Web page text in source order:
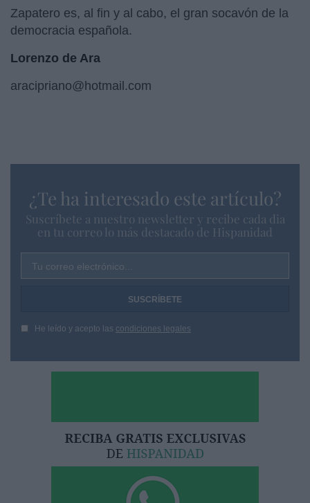
Zapatero es, al fin y al cabo, el gran socavón de la
democracia española.
Lorenzo de Ara
aracipriano@hotmail.com
¿Te ha interesado este artículo?
Suscríbete a nuestro newsletter y recibe cada dia
en tu correo lo más destacado de Hispanidad
Tu correo electrónico...
He leído y acepto las condiciones legales